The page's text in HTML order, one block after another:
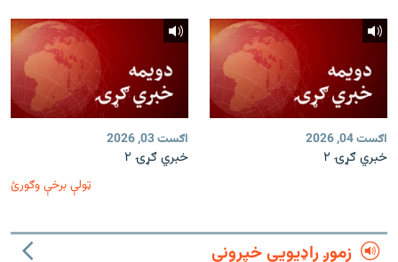
اګست 04, 2026
خبري ګړۍ ۲
اګست 03, 2026
خبري ګړۍ ۲
ټولې برخې وګورئ
زموږ راډیويي خپرونې